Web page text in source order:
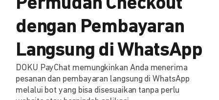
dengan Pembayaran
Langsung di WhatsApp
DOKU PayChat memungkinkan Anda menerima
pesanan dan pembayaran langsung di WhatsApp
melalui bot yang bisa disesuaikan tanpa perlu